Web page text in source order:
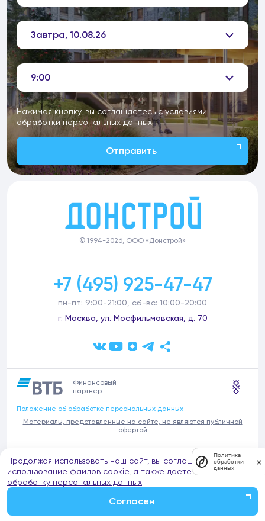
Завтра, 10.08.26
9:00
Нажимая кнопку, вы соглашаетесь сусловиями
обработки персональных данных
Отправить
© 1994-2026, ООО «Донстрой»
+7 (495) 925-47-47
пн-пт: 9:00-21:00, сб-вс: 10:00-20:00
г. Москва, ул. Мосфильмовская, д. 70
Финансовый
партнер
Положение об обработке персональных данных
Материалы, представленные на сайте, не являются публичной
офертой
В связи с участившимися случаями предложений частных услуг от
имени компании Донстрой (проведения ремонтов, продажи
отделочных материалов и т.п.), обращаем внимание на то, что
компания Донстрой не оказывает таких услуг, не имеет
представительств такого профиля и не обращается к частным
Продолжая использовать наш сайт, вы соглашаетесь на
использование файлов cookie, а также даете согласие на
обработку персональных данных.
Согласен
Политика
обработки
данных